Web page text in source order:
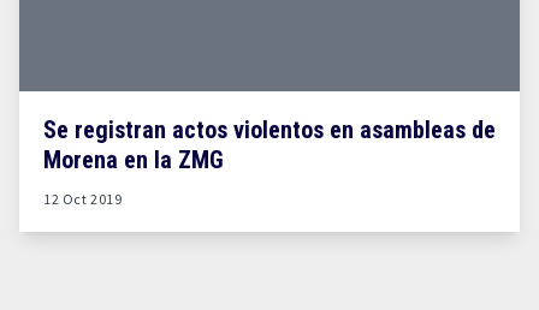
Se registran actos violentos en asambleas de
Morena en la ZMG
12 Oct 2019